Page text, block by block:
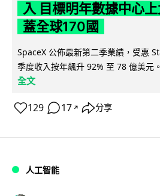
入 目標明年數據中心
蓋全球170國
SpaceX 公佈最新第二季業績，受惠
季度收入按年飆升 92% 至 78 億美元
全文
129 17 ↗ 分享
人工智能